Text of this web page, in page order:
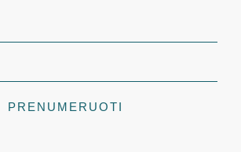
PRENUMERUOTI